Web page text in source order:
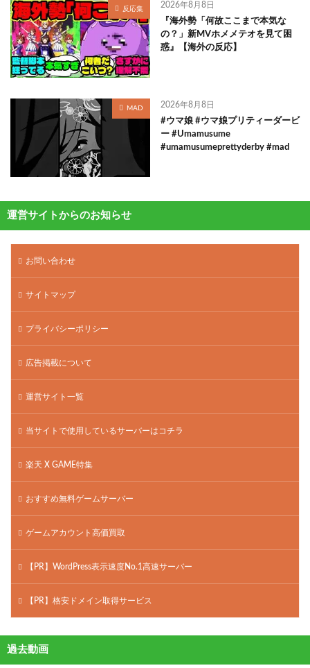
反応集 2026年8月8日
『海外勢「何故ここまで本気な
の？」新MVホメメテオを見て困
惑』【海外の反応】
MAD 2026年8月8日
#ウマ娘 #ウマ娘プリティーダービ
ー #Umamusume
#umamusumeprettyderby #mad
運営サイトからのお知らせ
お問い合わせ
サイトマップ
プライバシーポリシー
広告掲載について
運営サイト一覧
当サイトで使用しているサーバーはコチラ
楽天 X GAME特集
おすすめ無料ゲームサーバー
ゲームアカウント高価買取
【PR】WordPress表示速度No.1高速サーバー
【PR】格安ドメイン取得サービス
過去動画